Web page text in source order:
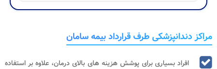
مراکز دندانپزشکی طرف قرارداد بیمه سامان
افراد بسیاری برای پوشش هزینه های بالای درمان، علاوه بر استفاده